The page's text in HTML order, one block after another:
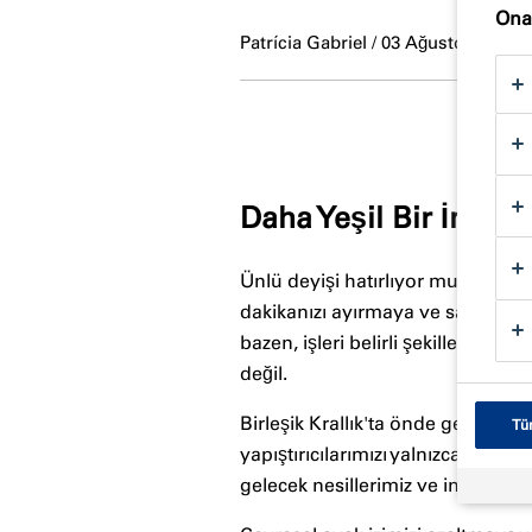
Patrícia Gabriel / 03 Ağustos 2023
Daha Yeşil Bir
Ünlü deyişi hatırlıyor musunuz,
dakikanızı ayırmaya ve sadece
bazen, işleri belirli şekillerde
değil.
Birleşik Krallık'ta önde gelen bir
yapıştırıcılarımızı yalnızca
gelecek nesillerimiz ve inşaat